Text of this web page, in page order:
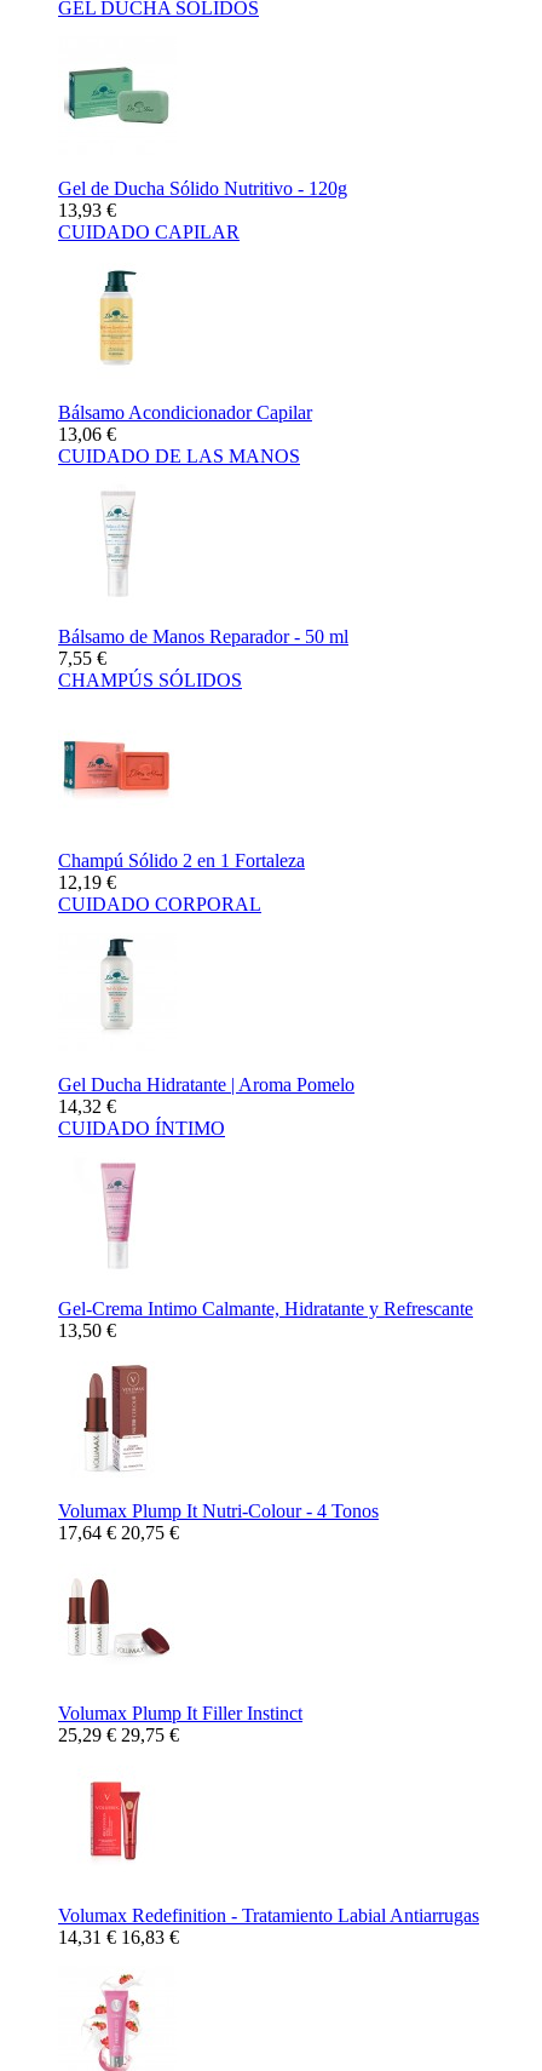
GEL DUCHA SÓLIDOS
Gel de Ducha Sólido Nutritivo - 120g
13,93 €
CUIDADO CAPILAR
Bálsamo Acondicionador Capilar
13,06 €
CUIDADO DE LAS MANOS
Bálsamo de Manos Reparador - 50 ml
7,55 €
CHAMPÚS SÓLIDOS
Champú Sólido 2 en 1 Fortaleza
12,19 €
CUIDADO CORPORAL
Gel Ducha Hidratante | Aroma Pomelo
14,32 €
CUIDADO ÍNTIMO
Gel-Crema Intimo Calmante, Hidratante y Refrescante
13,50 €
Volumax Plump It Nutri-Colour - 4 Tonos
17,64 € 20,75 €
Volumax Plump It Filler Instinct
25,29 € 29,75 €
Volumax Redefinition - Tratamiento Labial Antiarrugas
14,31 € 16,83 €